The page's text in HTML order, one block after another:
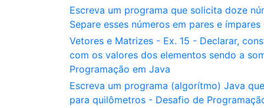
Escreva um programa que solicita doze
Separe esses números em pares e
Vetores e Matrizes - Ex. 15 - Declarar,
com os valores dos elementos sendo a
Programação em Java
Escreva um programa (algorítmo) Java
para quilômetros - Desafio de